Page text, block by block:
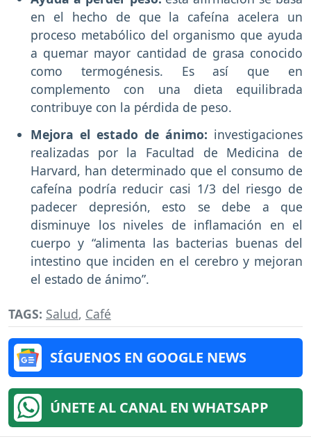
en el hecho de que la cafeína acelera un
proceso metabólico del organismo que ayuda
a quemar mayor cantidad de grasa conocido
como termogénesis. Es así que en
complemento con una dieta equilibrada
contribuye con la pérdida de peso.
Mejora el estado de ánimo: investigaciones
realizadas por la Facultad de Medicina de
Harvard, han determinado que el consumo de
cafeína podría reducir casi 1/3 del riesgo de
padecer depresión, esto se debe a que
disminuye los niveles de inflamación en el
cuerpo y “alimenta las bacterias buenas del
intestino que inciden en el cerebro y mejoran
el estado de ánimo”.
TAGS: Salud, Café
SÍGUENOS EN GOOGLE NEWS
ÚNETE AL CANAL EN WHATSAPP